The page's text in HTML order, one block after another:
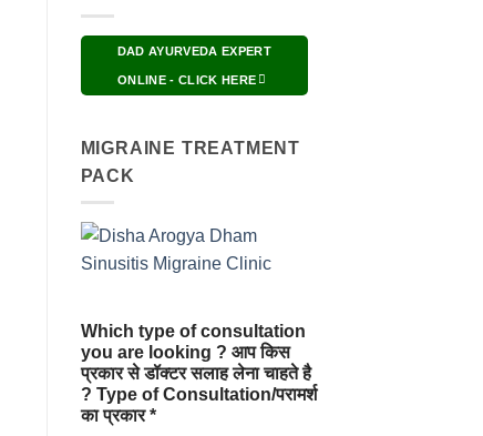
DAD AYURVEDA EXPERT
ONLINE - CLICK HERE
MIGRAINE TREATMENT
PACK
Which type of consultation
you are looking ? आप किस
प्रकार से डॉक्टर सलाह लेना चाहते है
? Type of Consultation/परामर्श
का प्रकार *